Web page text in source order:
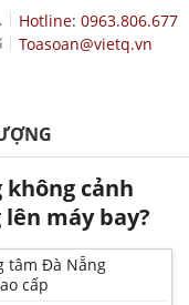
Hotline: 0963.806.677
Toasoan@vietq.vn
không cảnh
máy bay?
tâm Đà Nẵng
cấp